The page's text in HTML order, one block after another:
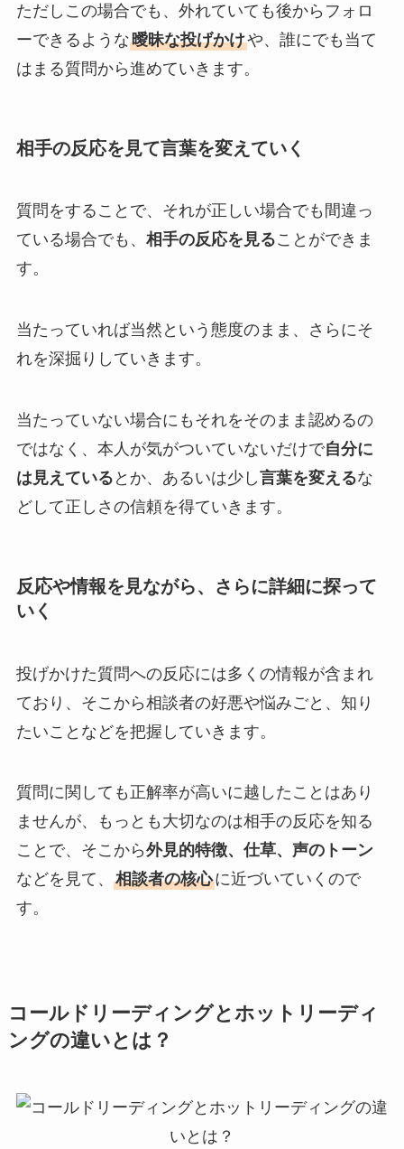
ただしこの場合でも、外れていても後からフォロ
ーできるような曖昧な投げかけや、誰にでも当て
はまる質問から進めていきます。
相手の反応を見て言葉を変えていく
質問をすることで、それが正しい場合でも間違っ
ている場合でも、 相手の反応を見ることができま
す。
当たっていれば当然という態度のまま、さらにそ
れを深掘りしていきます。
当たっていない場合にもそれをそのまま認めるの
ではなく、本人が気がついていないだけで自分に
は見えている とか、あるいは少し言葉を変えるな
どして正しさの信頼を得ていきます。
反応や情報を見ながら、さらに詳細に探って
いく
投げかけた質問への反応には多くの情報が含まれ
ており、そこから相談者の好悪や悩みごと、知り
たいことなどを把握していきます。
質問に関しても正解率が高いに越したことはあり
ませんが、もっとも大切なのは相手の反応を知る
ことで、そこから外見的特徴、仕草、声のトーン
などを見て、 相談者の核心に近づいていくので
す。
コールドリーディングとホットリーディ
ングの違いとは？